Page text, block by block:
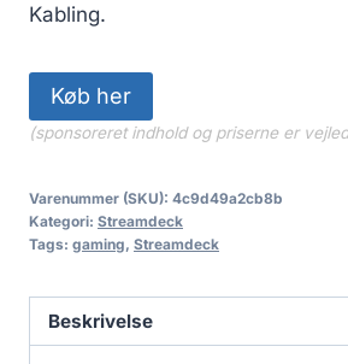
Kabling.
Køb her
(sponsoreret indhold og priserne er
Varenummer (SKU): 4c9d49a2cb8b
Kategori: Streamdeck
Tags: gaming, Streamdeck
Beskrivelse